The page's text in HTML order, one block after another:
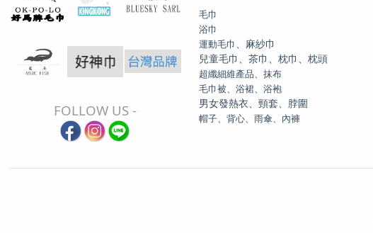
FOLLOW US -
毛巾
浴巾
運動毛巾、麻紗巾
兒童毛巾、茶巾、枕巾、枕頭
超纖細維產品、抹布
毛巾被、浴裙、浴袍
男女發熱衣、頸套、脖圍
帽子、背心、雨傘、內褲